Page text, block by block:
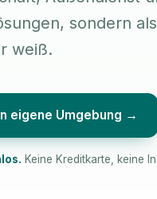
sondern
weiß.
eigene Umgebung →
Keine Kreditkarte, keine